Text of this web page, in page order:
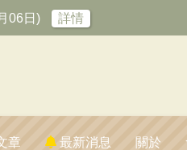
06日) 詳情
章 最新消息 關於